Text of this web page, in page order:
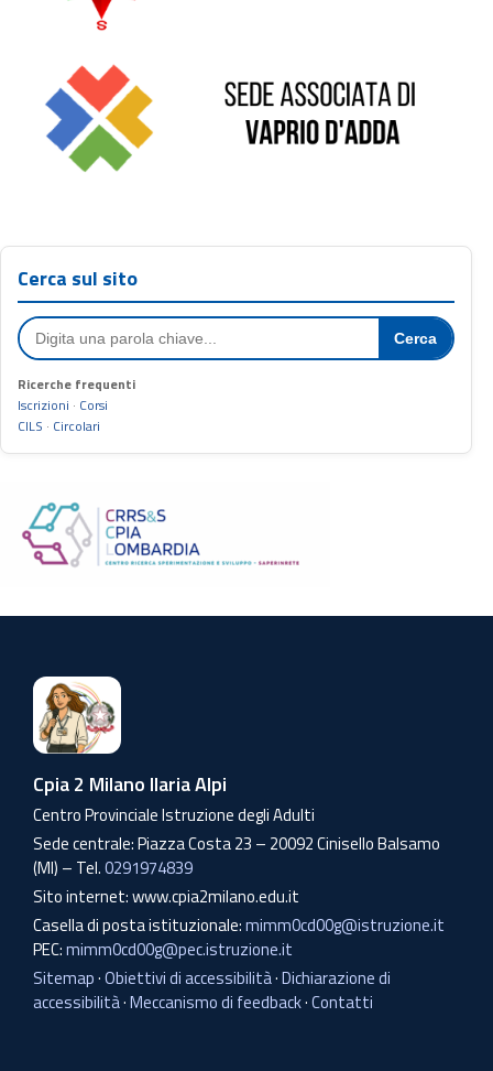
Cerca sul sito
Cerca
Ricerche frequenti
Iscrizioni · Corsi
CILS · Circolari
Cpia 2 Milano Ilaria Alpi
Centro Provinciale Istruzione degli Adulti
Sede centrale: Piazza Costa 23 – 20092 Cinisello Balsamo
(MI) – Tel.0291974839
Sito internet: www.cpia2milano.edu.it
Casella di posta istituzionale:mimm0cd00g@istruzione.it
PEC:mimm0cd00g@pec.istruzione.it
Sitemap·Obiettivi di accessibilità·Dichiarazione di
accessibilità·Meccanismo di feedback·Contatti